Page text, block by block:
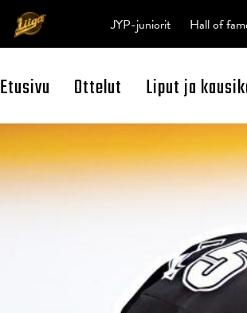
Open Search
Etusivu Ottelut Liput ja
JYP-juniorit Hall of